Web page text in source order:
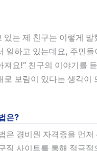
있는 제 친구는 이렇게 말
일하고 있는데요, 주민
져요!” 친구의 이야기를
로 보람이 있다는 생각이
은?
은 경비원 자격증을 먼저
직 사이트를 통해 적극적